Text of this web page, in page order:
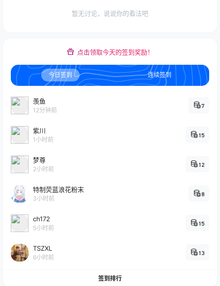
暂无讨论，说说你的看法吧
点击领取今天的签到奖励！
今日签到 连续签到
羡鱼
12分钟前
7
紫川
1小时前
15
梦尊
2小时前
12
特制荧蓝浪花粉末
3小时前
8
ch172
5小时前
15
TSZXL
6小时前
13
签到排行